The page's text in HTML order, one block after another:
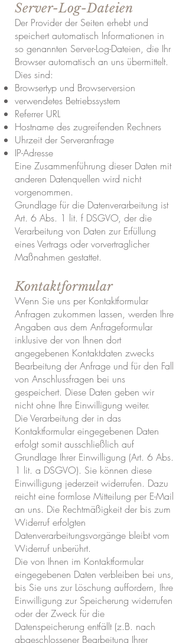
Server-Log-Dateien
Der Provider der Seiten erhebt und
speichert automatisch Informationen in
so genannten Server-Log-Dateien, die Ihr
Browser automatisch an uns übermittelt.
Dies sind:
Browsertyp und Browserversion
verwendetes Betriebssystem
Referrer URL
Hostname des zugreifenden Rechners
Uhrzeit der Serveranfrage
IP-Adresse
Eine Zusammenführung dieser Daten mit
anderen Datenquellen wird nicht
vorgenommen.
Grundlage für die Datenverarbeitung ist
Art. 6 Abs. 1 lit. f DSGVO, der die
Verarbeitung von Daten zur Erfüllung
eines Vertrags oder vorvertraglicher
Maßnahmen gestattet.
Kontaktformular
Wenn Sie uns per Kontaktformular
Anfragen zukommen lassen, werden Ihre
Angaben aus dem Anfrageformular
inklusive der von Ihnen dort
angegebenen Kontaktdaten zwecks
Bearbeitung der Anfrage und für den Fall
von Anschlussfragen bei uns
gespeichert. Diese Daten geben wir
nicht ohne Ihre Einwilligung weiter.
Die Verarbeitung der in das
Kontaktformular eingegebenen Daten
erfolgt somit ausschließlich auf
Grundlage Ihrer Einwilligung (Art. 6 Abs.
1 lit. a DSGVO). Sie können diese
Einwilligung jederzeit widerrufen. Dazu
reicht eine formlose Mitteilung per E-Mail
an uns. Die Rechtmäßigkeit der bis zum
Widerruf erfolgten
Datenverarbeitungsvorgänge bleibt vom
Widerruf unberührt.
Die von Ihnen im Kontaktformular
eingegebenen Daten verbleiben bei uns,
bis Sie uns zur Löschung auffordern, Ihre
Einwilligung zur Speicherung widerrufen
oder der Zweck für die
Datenspeicherung entfällt (z.B. nach
abgeschlossener Bearbeitung Ihrer